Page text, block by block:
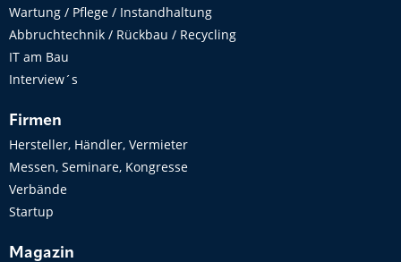
Wartung / Pflege / Instandhaltung
Abbruchtechnik / Rückbau / Recycling
IT am Bau
Interview´s
Firmen
Hersteller, Händler, Vermieter
Messen, Seminare, Kongresse
Verbände
Startup
Magazin